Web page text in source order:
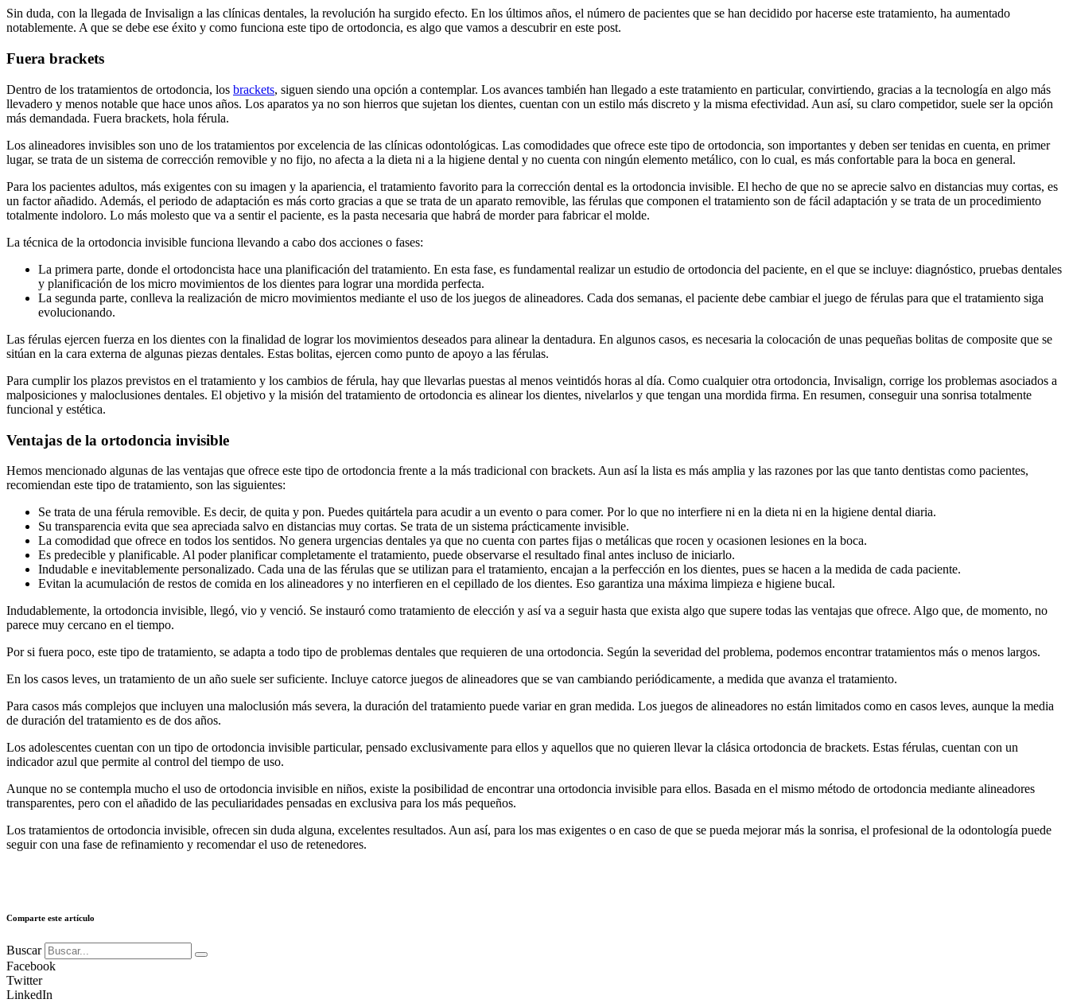
Sin duda, con la llegada de Invisalign a las clínicas dentales, la revolución ha surgido efecto. En los últimos años, el número de pacientes que se han decidido por hacerse este tratamiento, ha aumentado
notablemente. A que se debe ese éxito y como funciona este tipo de ortodoncia, es algo que vamos a descubrir en este post.
Fuera brackets
Dentro de los tratamientos de ortodoncia, los brackets, siguen siendo una opción a contemplar. Los avances también han llegado a este tratamiento en particular, convirtiendo, gracias a la tecnología en algo más
llevadero y menos notable que hace unos años. Los aparatos ya no son hierros que sujetan los dientes, cuentan con un estilo más discreto y la misma efectividad. Aun así, su claro competidor, suele ser la opción
más demandada. Fuera brackets, hola férula.
Los alineadores invisibles son uno de los tratamientos por excelencia de las clínicas odontológicas. Las comodidades que ofrece este tipo de ortodoncia, son importantes y deben ser tenidas en cuenta, en primer
lugar, se trata de un sistema de corrección removible y no fijo, no afecta a la dieta ni a la higiene dental y no cuenta con ningún elemento metálico, con lo cual, es más confortable para la boca en general.
Para los pacientes adultos, más exigentes con su imagen y la apariencia, el tratamiento favorito para la corrección dental es la ortodoncia invisible. El hecho de que no se aprecie salvo en distancias muy cortas, es
un factor añadido. Además, el periodo de adaptación es más corto gracias a que se trata de un aparato removible, las férulas que componen el tratamiento son de fácil adaptación y se trata de un procedimiento
totalmente indoloro. Lo más molesto que va a sentir el paciente, es la pasta necesaria que habrá de morder para fabricar el molde.
La técnica de la ortodoncia invisible funciona llevando a cabo dos acciones o fases:
La primera parte, donde el ortodoncista hace una planificación del tratamiento. En esta fase, es fundamental realizar un estudio de ortodoncia del paciente, en el que se incluye: diagnóstico, pruebas dentales
y planificación de los micro movimientos de los dientes para lograr una mordida perfecta.
La segunda parte, conlleva la realización de micro movimientos mediante el uso de los juegos de alineadores. Cada dos semanas, el paciente debe cambiar el juego de férulas para que el tratamiento siga
evolucionando.
Las férulas ejercen fuerza en los dientes con la finalidad de lograr los movimientos deseados para alinear la dentadura. En algunos casos, es necesaria la colocación de unas pequeñas bolitas de composite que se
sitúan en la cara externa de algunas piezas dentales. Estas bolitas, ejercen como punto de apoyo a las férulas.
Para cumplir los plazos previstos en el tratamiento y los cambios de férula, hay que llevarlas puestas al menos veintidós horas al día. Como cualquier otra ortodoncia, Invisalign, corrige los problemas asociados a
malposiciones y maloclusiones dentales. El objetivo y la misión del tratamiento de ortodoncia es alinear los dientes, nivelarlos y que tengan una mordida firma. En resumen, conseguir una sonrisa totalmente
funcional y estética.
Ventajas de la ortodoncia invisible
Hemos mencionado algunas de las ventajas que ofrece este tipo de ortodoncia frente a la más tradicional con brackets. Aun así la lista es más amplia y las razones por las que tanto dentistas como pacientes,
recomiendan este tipo de tratamiento, son las siguientes:
Se trata de una férula removible. Es decir, de quita y pon. Puedes quitártela para acudir a un evento o para comer. Por lo que no interfiere ni en la dieta ni en la higiene dental diaria.
Su transparencia evita que sea apreciada salvo en distancias muy cortas. Se trata de un sistema prácticamente invisible.
La comodidad que ofrece en todos los sentidos. No genera urgencias dentales ya que no cuenta con partes fijas o metálicas que rocen y ocasionen lesiones en la boca.
Es predecible y planificable. Al poder planificar completamente el tratamiento, puede observarse el resultado final antes incluso de iniciarlo.
Indudable e inevitablemente personalizado. Cada una de las férulas que se utilizan para el tratamiento, encajan a la perfección en los dientes, pues se hacen a la medida de cada paciente.
Evitan la acumulación de restos de comida en los alineadores y no interfieren en el cepillado de los dientes. Eso garantiza una máxima limpieza e higiene bucal.
Indudablemente, la ortodoncia invisible, llegó, vio y venció. Se instauró como tratamiento de elección y así va a seguir hasta que exista algo que supere todas las ventajas que ofrece. Algo que, de momento, no
parece muy cercano en el tiempo.
Por si fuera poco, este tipo de tratamiento, se adapta a todo tipo de problemas dentales que requieren de una ortodoncia. Según la severidad del problema, podemos encontrar tratamientos más o menos largos.
En los casos leves, un tratamiento de un año suele ser suficiente. Incluye catorce juegos de alineadores que se van cambiando periódicamente, a medida que avanza el tratamiento.
Para casos más complejos que incluyen una maloclusión más severa, la duración del tratamiento puede variar en gran medida. Los juegos de alineadores no están limitados como en casos leves, aunque la media
de duración del tratamiento es de dos años.
Los adolescentes cuentan con un tipo de ortodoncia invisible particular, pensado exclusivamente para ellos y aquellos que no quieren llevar la clásica ortodoncia de brackets. Estas férulas, cuentan con un
indicador azul que permite al control del tiempo de uso.
Aunque no se contempla mucho el uso de ortodoncia invisible en niños, existe la posibilidad de encontrar una ortodoncia invisible para ellos. Basada en el mismo método de ortodoncia mediante alineadores
transparentes, pero con el añadido de las peculiaridades pensadas en exclusiva para los más pequeños.
Los tratamientos de ortodoncia invisible, ofrecen sin duda alguna, excelentes resultados. Aun así, para los mas exigentes o en caso de que se pueda mejorar más la sonrisa, el profesional de la odontología puede
seguir con una fase de refinamiento y recomendar el uso de retenedores.
Comparte este artículo
Buscar
Facebook
Twitter
LinkedIn